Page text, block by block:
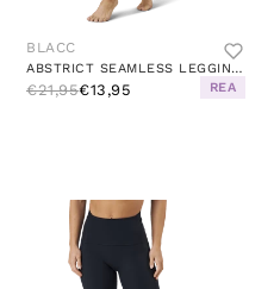
BLACC
ABSTRICT SEAMLESS LEGGINGS BLACK
€21,95€13,95 REA